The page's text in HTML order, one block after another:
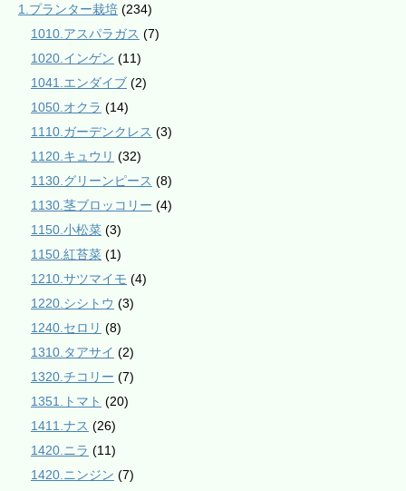
1.プランター栽培 (234)
1010.アスパラガス (7)
1020.インゲン (11)
1041.エンダイブ (2)
1050.オクラ (14)
1110.ガーデンクレス (3)
1120.キュウリ (32)
1130.グリーンピース (8)
1130.茎ブロッコリー (4)
1150.小松菜 (3)
1150.紅苔菜 (1)
1210.サツマイモ (4)
1220.シシトウ (3)
1240.セロリ (8)
1310.タアサイ (2)
1320.チコリー (7)
1351.トマト (20)
1411.ナス (26)
1420.ニラ (11)
1420.ニンジン (7)